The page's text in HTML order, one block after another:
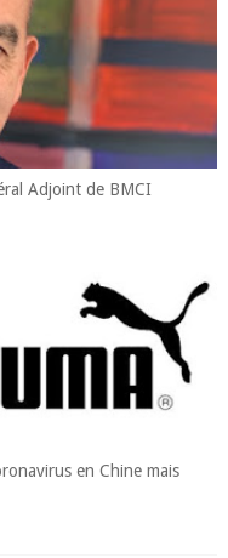
Adjoint de BMCI
en Chine mais